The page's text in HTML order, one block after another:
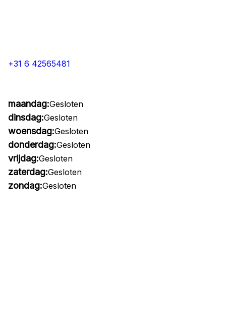
+31 6 42565481
maandag:Gesloten
dinsdag:Gesloten
woensdag:Gesloten
donderdag:Gesloten
vrijdag:Gesloten
zaterdag:Gesloten
zondag:Gesloten